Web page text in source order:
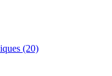
(20)